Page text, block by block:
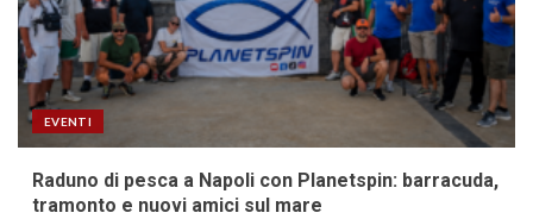
EVENTI
Raduno di pesca a Napoli con Planetspin: barracuda,
tramonto e nuovi amici sul mare